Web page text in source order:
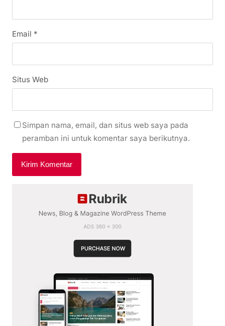
Email *
Situs Web
Simpan nama, email, dan situs web saya pada
peramban ini untuk komentar saya berikutnya.